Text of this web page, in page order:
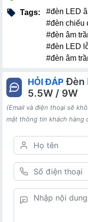
Tags: #đèn LED
#đèn chiếu
#đèn âm
#đèn LED
#đèn âm
HỎI ĐÁP Đèn
5.5W / 9W
(Email và điện thoại sẽ
mật thông tin khách hàng